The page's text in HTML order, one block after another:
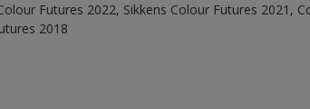
Futures 2022, Sikkens Colour Futures 2021,
2018